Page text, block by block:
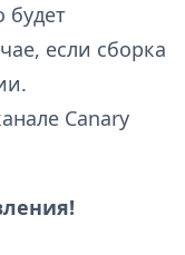
будет
если сборка
Canary